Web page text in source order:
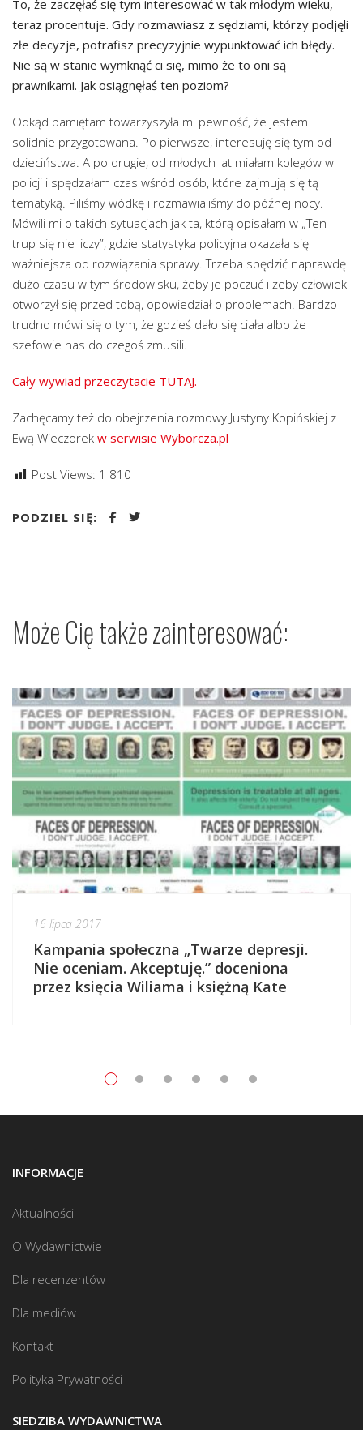
To, że zaczęłaś się tym interesować w tak młodym wieku,
teraz procentuje. Gdy rozmawiasz z sędziami, którzy podjęli
złe decyzje, potrafisz precyzyjnie wypunktować ich błędy.
Nie są w stanie wymknąć ci się, mimo że to oni są
prawnikami. Jak osiągnęłaś ten poziom?
Odkąd pamiętam towarzyszyła mi pewność, że jestem
solidnie przygotowana. Po pierwsze, interesuję się tym od
dzieciństwa. A po drugie, od młodych lat miałam kolegów w
policji i spędzałam czas wśród osób, które zajmują się tą
tematyką. Piliśmy wódkę i rozmawialiśmy do późnej nocy.
Mówili mi o takich sytuacjach jak ta, którą opisałam w „Ten
trup się nie liczy”, gdzie statystyka policyjna okazała się
ważniejsza od rozwiązania sprawy. Trzeba spędzić naprawdę
dużo czasu w tym środowisku, żeby je poczuć i żeby człowiek
otworzył się przed tobą, opowiedział o problemach. Bardzo
trudno mówi się o tym, że gdzieś dało się ciała albo że
szefowie nas do czegoś zmusili.
Cały wywiad przeczytacie TUTAJ.
Zachęcamy też do obejrzenia rozmowy Justyny Kopińskiej z
Ewą Wieczorek w serwisie Wyborcza.pl
Post Views: 1 810
PODZIEL SIĘ:
Może Cię także zainteresować:
16 lipca 2017
Kampania społeczna „Twarze depresji.
Nie oceniam. Akceptuję.” doceniona
przez księcia Wiliama i księżną Kate
INFORMACJE
Aktualności
O Wydawnictwie
Dla recenzentów
Dla mediów
Kontakt
Polityka Prywatności
SIEDZIBA WYDAWNICTWA